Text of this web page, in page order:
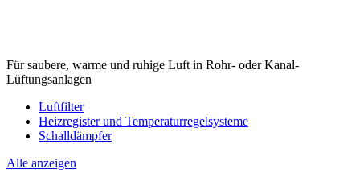
Für saubere, warme und ruhige Luft in Rohr- oder Kanal-
Lüftungsanlagen
Luftfilter
Heizregister und Temperaturregelsysteme
Schalldämpfer
Alle anzeigen